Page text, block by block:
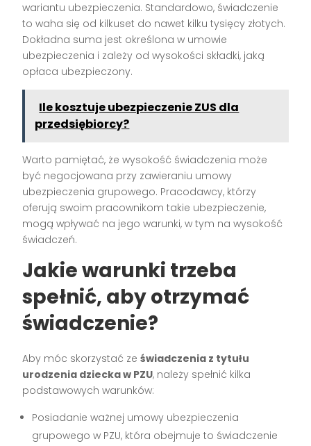
wariantu ubezpieczenia. Standardowo, świadczenie
to waha się od kilkuset do nawet kilku tysięcy złotych.
Dokładna suma jest określona w umowie
ubezpieczenia i zależy od wysokości składki, jaką
opłaca ubezpieczony.
Ile kosztuje ubezpieczenie ZUS dla
przedsiębiorcy?
Warto pamiętać, że wysokość świadczenia może
być negocjowana przy zawieraniu umowy
ubezpieczenia grupowego. Pracodawcy, którzy
oferują swoim pracownikom takie ubezpieczenie,
mogą wpływać na jego warunki, w tym na wysokość
świadczeń.
Jakie warunki trzeba
spełnić, aby otrzymać
świadczenie?
Aby móc skorzystać zeświadczenia z tytułu
urodzenia dziecka w PZU, należy spełnić kilka
podstawowych warunków:
Posiadanie ważnej umowy ubezpieczenia
grupowego w PZU, która obejmuje to świadczenie